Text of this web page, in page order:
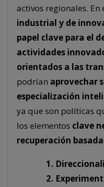
activos regionales. En
industrial y de
papel clave para el
actividades
orientados a las
podrían aprovechar
especialización
ya que son políticas
los elementos clave
recuperación
1.
2.